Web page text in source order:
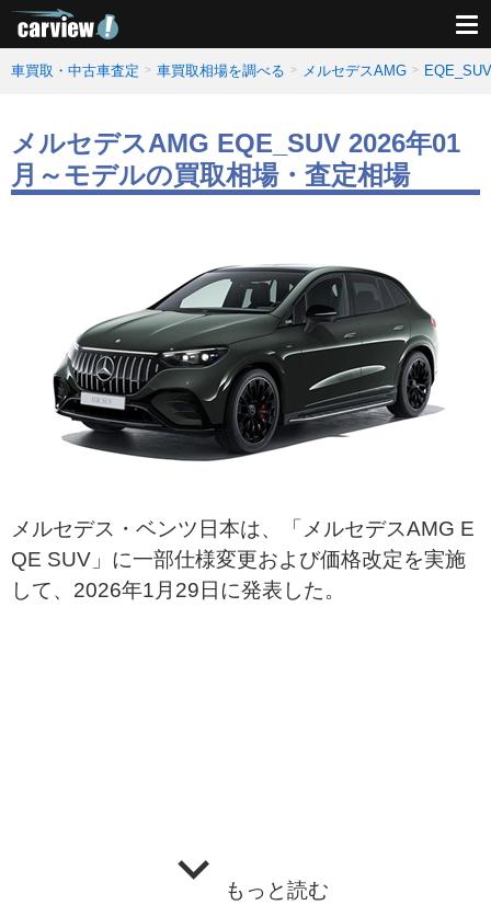
車買取・中古車査定 車買取相場を調べる メルセデスAMG
メルセデスAMG EQE_SUV 2026年01
月～モデルの買取相場・査定相場
メルセデス・ベンツ日本は、「メルセデスAMG E
QE SUV」に一部仕様変更および価格改定を実施
して、2026年1月29日に発表した。
もっと読む